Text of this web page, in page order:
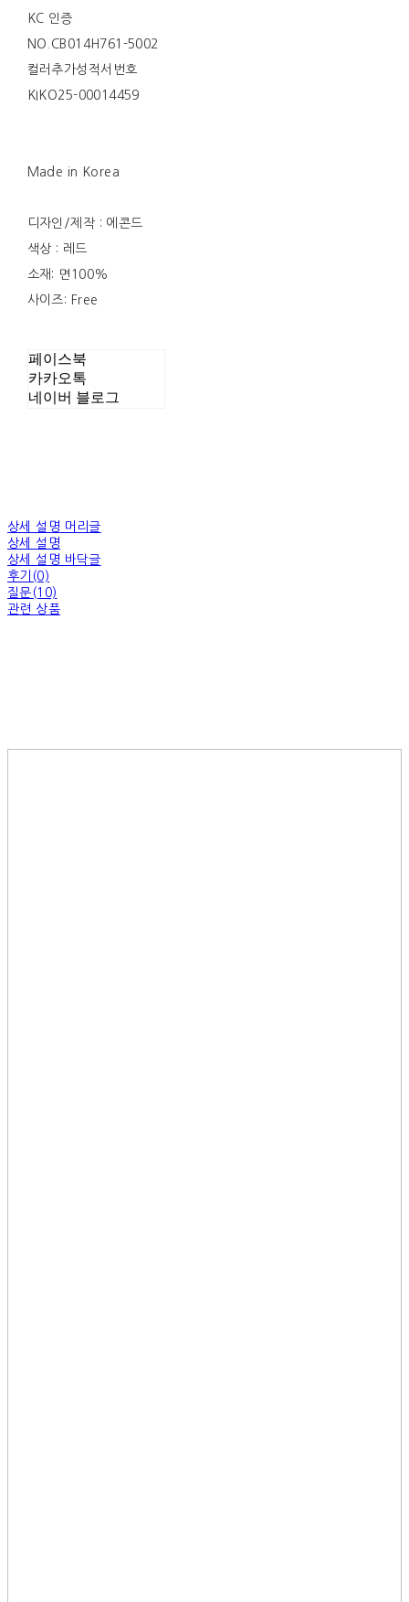
KC 인증
NO.CB014H761-5002
컬러추가성적서번호
KIKO25-00014459
Made in Korea
디자인/제작 : 에콘드
색상 : 레드
소재: 면100%
사이즈: Free
페이스북
카카오톡
네이버 블로그
상세 설명 머리글
상세 설명
상세 설명 바닥글
후기(0)
질문(10)
관련 상품